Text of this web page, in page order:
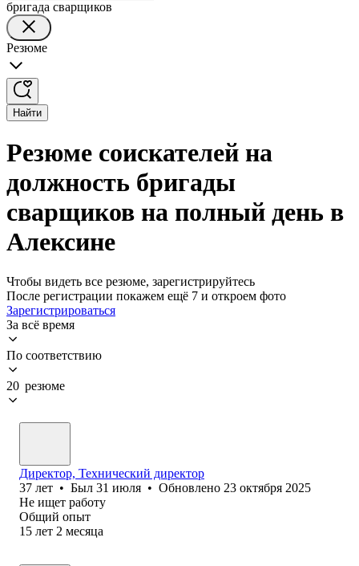
бригада сварщиков
Резюме
Найти
Резюме соискателей на
должность бригады
сварщиков на полный день в
Алексине
Чтобы видеть все резюме, зарегистрируйтесь
После регистрации покажем ещё 7 и откроем фото
Зарегистрироваться
За всё время
По соответствию
20 резюме
Директор, Технический директор
37 лет • Был 31 июля • Обновлено 23 октября 2025
Не ищет работу
Общий опыт
15 лет 2 месяца